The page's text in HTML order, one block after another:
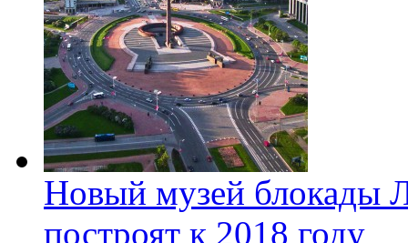
Новый музей блокады
построят к 2018 году